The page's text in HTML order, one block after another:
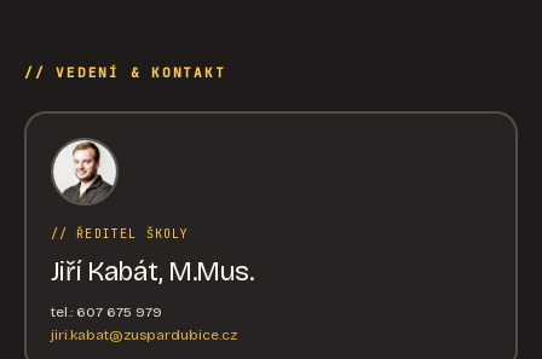
// VEDENÍ & KONTAKT
// ŘEDITEL ŠKOLY
Jiří Kabát, M.Mus.
tel.: 607 675 979
jiri.kabat@zuspardubice.cz